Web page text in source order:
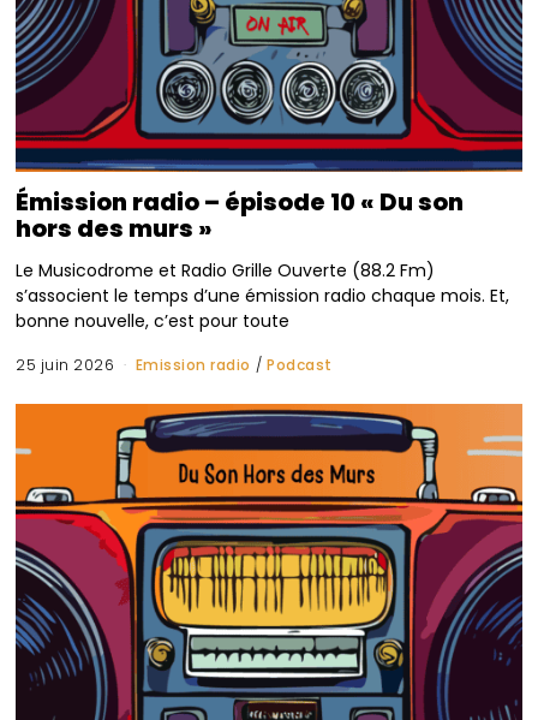
Émission radio – épisode 10 « Du son
hors des murs »
Le Musicodrome et Radio Grille Ouverte (88.2 Fm)
s’associent le temps d’une émission radio chaque mois. Et,
bonne nouvelle, c’est pour toute
25 juin 2026 Emission radio / Podcast